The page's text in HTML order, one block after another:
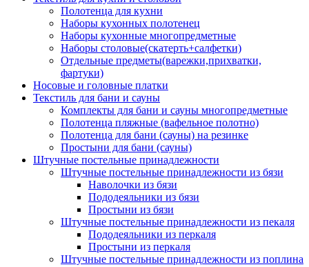
Полотенца для кухни
Наборы кухонных полотенец
Наборы кухонные многопредметные
Наборы столовые(скатерть+салфетки)
Отдельные предметы(варежки,прихватки,
фартуки)
Носовые и головные платки
Текстиль для бани и сауны
Комплекты для бани и сауны многопредметные
Полотенца пляжные (вафельное полотно)
Полотенца для бани (сауны) на резинке
Простыни для бани (сауны)
Штучные постельные принадлежности
Штучные постельные принадлежности из бязи
Наволочки из бязи
Пододеяльники из бязи
Простыни из бязи
Штучные постельные принадлежности из пекаля
Пододеяльники из перкаля
Простыни из перкаля
Штучные постельные принадлежности из поплина